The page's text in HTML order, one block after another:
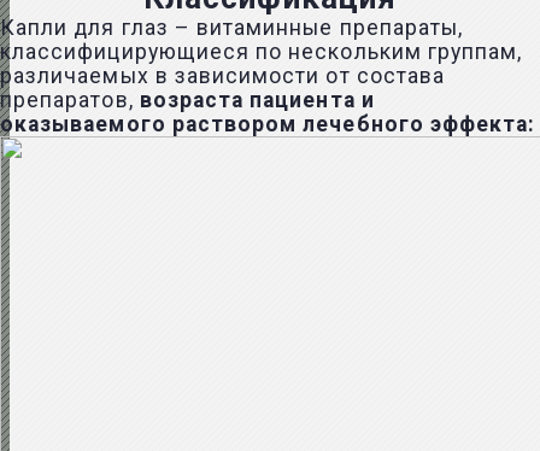
Капли для глаз – витаминные препараты,
классифицирующиеся по нескольким группам,
различаемых в зависимости от состава
препаратов, возраста пациента и
оказываемого раствором лечебного эффекта: